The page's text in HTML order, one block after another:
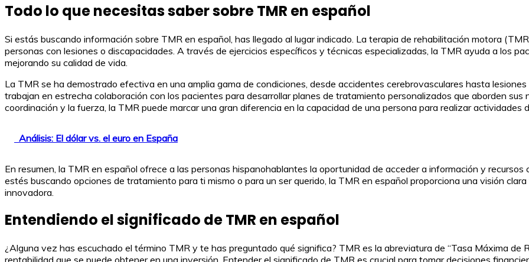
Todo lo que necesitas saber sobre TMR en español
Si estás buscando información sobre TMR en español, has llegado al lugar indicado. La terapia de rehabilitación motora
personas con lesiones o discapacidades. A través de ejercicios específicos y técnicas especializadas, la TMR ayuda a los
mejorando su calidad de vida.
La TMR se ha demostrado efectiva en una amplia gama de condiciones, desde accidentes cerebrovasculares hasta
trabajan en estrecha colaboración con los pacientes para desarrollar planes de tratamiento personalizados que aborden sus
coordinación y la fuerza, la TMR puede marcar una gran diferencia en la capacidad de una persona para realizar actividades
Análisis: El dólar vs. el euro en España
En resumen, la TMR en español ofrece a las personas hispanohablantes la oportunidad de acceder a información y
estés buscando opciones de tratamiento para ti mismo o para un ser querido, la TMR en español proporciona una visión
innovadora.
Entendiendo el significado de TMR en español
¿Alguna vez has escuchado el término TMR y te has preguntado qué significa? TMR es la abreviatura de “Tasa Máxima de